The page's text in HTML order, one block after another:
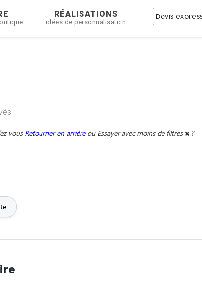
RÉALISATIONS
idées de personnalisation
Devis express
vous Retourner en arrière ou Essayer avec moins de filtres ?